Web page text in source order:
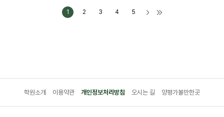
1 2 3 4 5
학원소개 이용약관 개인정보처리방침 오시는 길 양평가볼만한곳